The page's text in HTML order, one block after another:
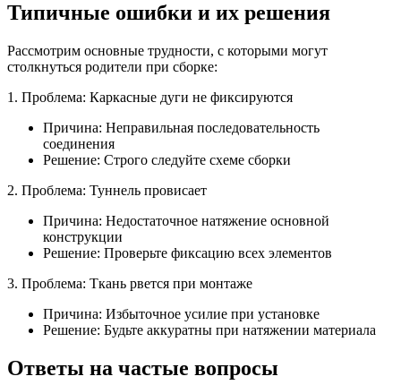
Типичные ошибки и их решения
Рассмотрим основные трудности, с которыми могут
столкнуться родители при сборке:
1. Проблема: Каркасные дуги не фиксируются
Причина: Неправильная последовательность
соединения
Решение: Строго следуйте схеме сборки
2. Проблема: Туннель провисает
Причина: Недостаточное натяжение основной
конструкции
Решение: Проверьте фиксацию всех элементов
3. Проблема: Ткань рвется при монтаже
Причина: Избыточное усилие при установке
Решение: Будьте аккуратны при натяжении материала
Ответы на частые вопросы